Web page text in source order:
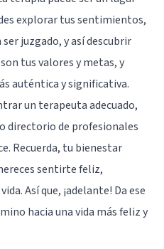
explorar tus sentimientos,
juzgado, y así descubrir
tus valores y metas, y
auténtica y significativa.
un terapeuta adecuado,
directorio de profesionales
Recuerda, tu bienestar
sentirte feliz,
Así que, ¡adelante! Da ese
hacia una vida más feliz y